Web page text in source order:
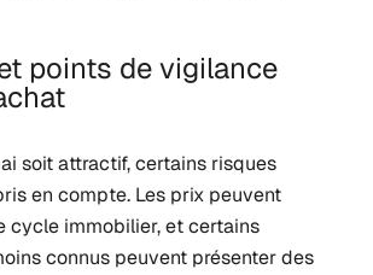
points de vigilance
soit attractif, certains risques
en compte. Les prix peuvent
cycle immobilier, et certains
connus peuvent présenter des